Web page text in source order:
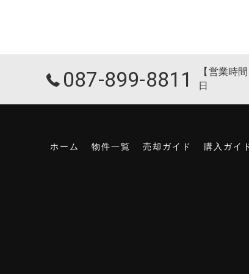
087-899-8811
【営業時
日
ホーム 物件一覧 売却ガイド 購入ガイ